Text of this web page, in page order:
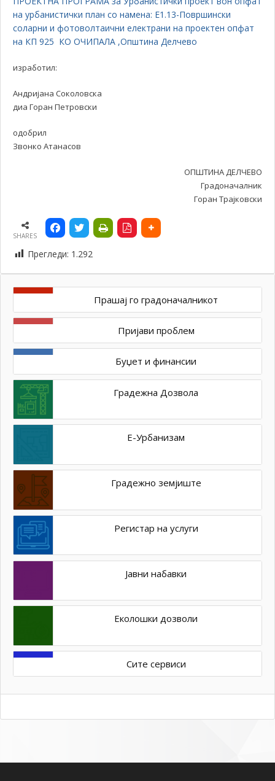
на урбанистички план со намена: Е1.13-Површински
соларни и фотоволтаични електрани на проектен опфат
на КП 925 КО ОЧИПАЛА ,Општина Делчево
изработил:
Андријана Соколовска
диа Горан Петровски
одобрил
Звонко Атанасов
ОПШТИНА ДЕЛЧЕВО
Градоначалник
Горан Трајковски
SHARES
Прегледи: 1.292
Прашај го градоначалникот
Пријави проблем
Буџет и финансии
Градежна Дозвола
Е-Урбанизам
Градежно земјиште
Регистар на услуги
Јавни набавки
Еколошки дозволи
Сите сервиси